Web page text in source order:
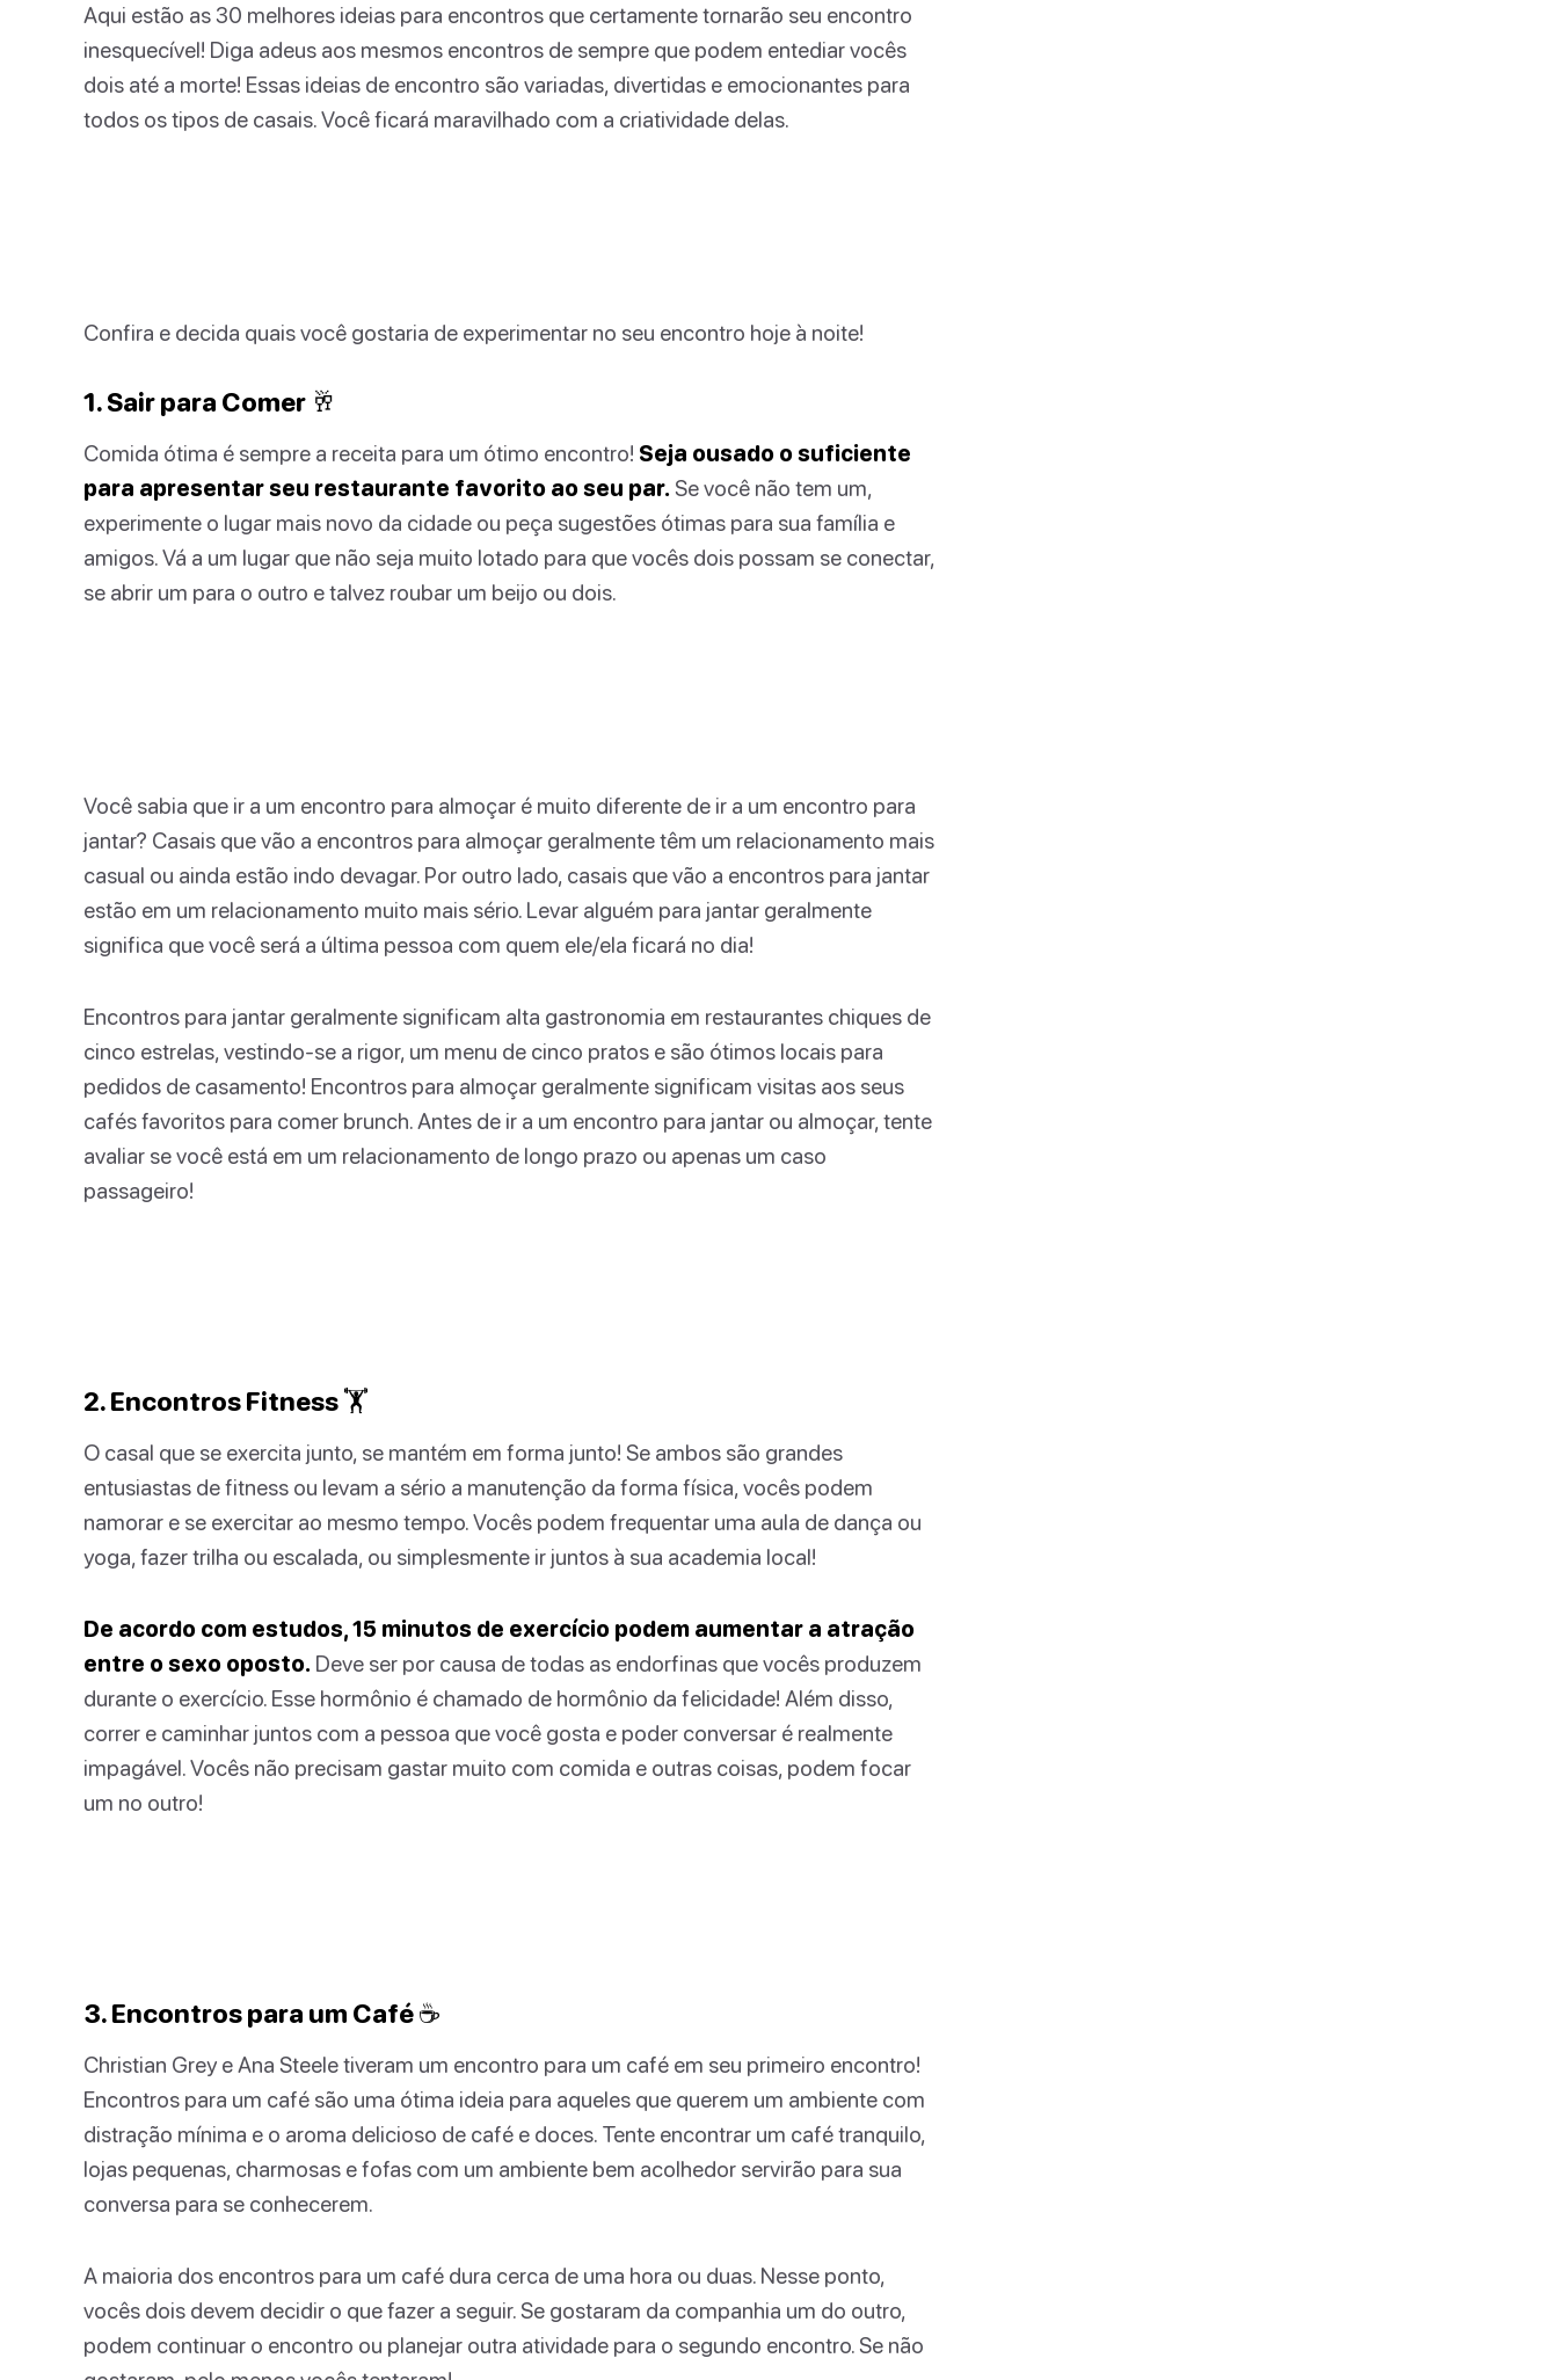
Aqui estão as 30 melhores ideias para encontros que certamente tornarão seu encontro
inesquecível! Diga adeus aos mesmos encontros de sempre que podem entediar vocês
dois até a morte! Essas ideias de encontro são variadas, divertidas e emocionantes para
todos os tipos de casais. Você ficará maravilhado com a criatividade delas.
Confira e decida quais você gostaria de experimentar no seu encontro hoje à noite!
1. Sair para Comer 🥂
Comida ótima é sempre a receita para um ótimo encontro! Seja ousado o suficiente
para apresentar seu restaurante favorito ao seu par. Se você não tem um,
experimente o lugar mais novo da cidade ou peça sugestões ótimas para sua família e
amigos. Vá a um lugar que não seja muito lotado para que vocês dois possam se conectar,
se abrir um para o outro e talvez roubar um beijo ou dois.
Você sabia que ir a um encontro para almoçar é muito diferente de ir a um encontro para
jantar? Casais que vão a encontros para almoçar geralmente têm um relacionamento mais
casual ou ainda estão indo devagar. Por outro lado, casais que vão a encontros para jantar
estão em um relacionamento muito mais sério. Levar alguém para jantar geralmente
significa que você será a última pessoa com quem ele/ela ficará no dia!
Encontros para jantar geralmente significam alta gastronomia em restaurantes chiques de
cinco estrelas, vestindo-se a rigor, um menu de cinco pratos e são ótimos locais para
pedidos de casamento! Encontros para almoçar geralmente significam visitas aos seus
cafés favoritos para comer brunch. Antes de ir a um encontro para jantar ou almoçar, tente
avaliar se você está em um relacionamento de longo prazo ou apenas um caso
passageiro!
2. Encontros Fitness 🏋️
O casal que se exercita junto, se mantém em forma junto! Se ambos são grandes
entusiastas de fitness ou levam a sério a manutenção da forma física, vocês podem
namorar e se exercitar ao mesmo tempo. Vocês podem frequentar uma aula de dança ou
yoga, fazer trilha ou escalada, ou simplesmente ir juntos à sua academia local!
De acordo com estudos, 15 minutos de exercício podem aumentar a atração
entre o sexo oposto. Deve ser por causa de todas as endorfinas que vocês produzem
durante o exercício. Esse hormônio é chamado de hormônio da felicidade! Além disso,
correr e caminhar juntos com a pessoa que você gosta e poder conversar é realmente
impagável. Vocês não precisam gastar muito com comida e outras coisas, podem focar
um no outro!
3. Encontros para um Café ☕️
Christian Grey e Ana Steele tiveram um encontro para um café em seu primeiro encontro!
Encontros para um café são uma ótima ideia para aqueles que querem um ambiente com
distração mínima e o aroma delicioso de café e doces. Tente encontrar um café tranquilo,
lojas pequenas, charmosas e fofas com um ambiente bem acolhedor servirão para sua
conversa para se conhecerem.
A maioria dos encontros para um café dura cerca de uma hora ou duas. Nesse ponto,
vocês dois devem decidir o que fazer a seguir. Se gostaram da companhia um do outro,
podem continuar o encontro ou planejar outra atividade para o segundo encontro. Se não